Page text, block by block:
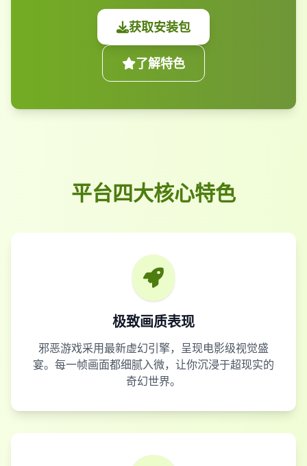
获取安装包
了解特色
平台四大核心特色
极致画质表现
邪恶游戏采用最新虚幻引擎，呈现电影级视觉盛
宴。每一帧画面都细腻入微，让你沉浸于超现实的
奇幻世界。